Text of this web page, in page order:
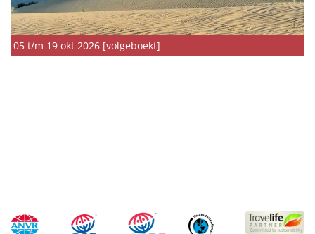
05 t/m 19 okt 2026 [volgeboekt]